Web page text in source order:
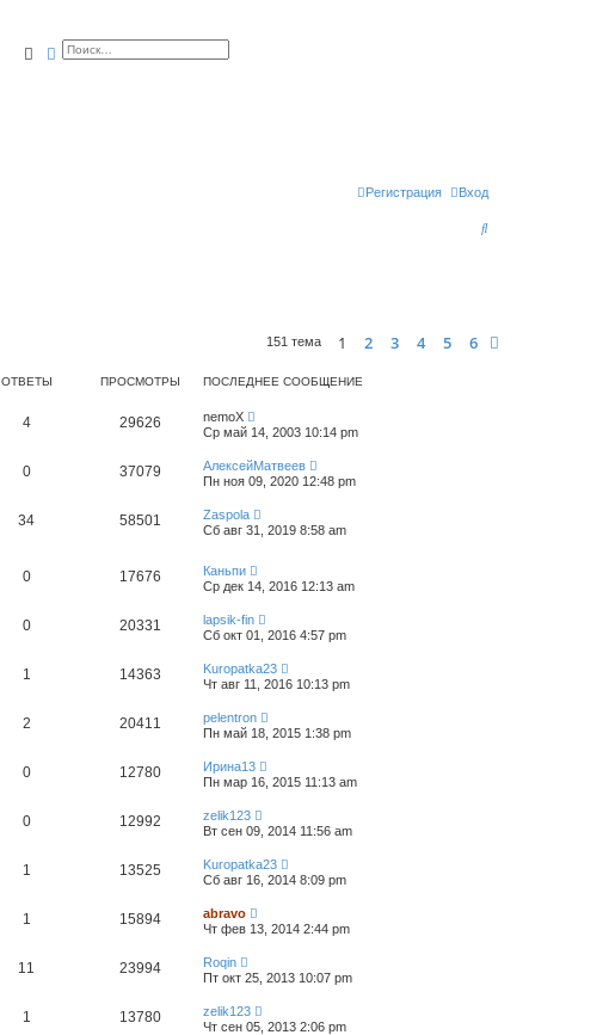
ПоискРасширенный поиск
Вход
Регистрация
П
к
151 тема 1 2 3 4 5 6
ОТВЕТЫ ПРОСМОТРЫ ПОСЛЕДНЕЕ СООБЩЕНИЕ
4 29626
nemoX
Ср май 14, 2003 10:14 pm
0 37079
АлексейМатвеев
Пн ноя 09, 2020 12:48 pm
34 58501
Zaspola
Сб авг 31, 2019 8:58 am
0 17676
Каньпи
Ср дек 14, 2016 12:13 am
0 20331
lapsik-fin
Сб окт 01, 2016 4:57 pm
1 14363
Kuropatka23
Чт авг 11, 2016 10:13 pm
2 20411
pelentron
Пн май 18, 2015 1:38 pm
0 12780
Ирина13
Пн мар 16, 2015 11:13 am
0 12992
zelik123
Вт сен 09, 2014 11:56 am
1 13525
Kuropatka23
Сб авг 16, 2014 8:09 pm
1 15894
abravo
Чт фев 13, 2014 2:44 pm
11 23994
Roqin
Пт окт 25, 2013 10:07 pm
1 13780
zelik123
Чт сен 05, 2013 2:06 pm